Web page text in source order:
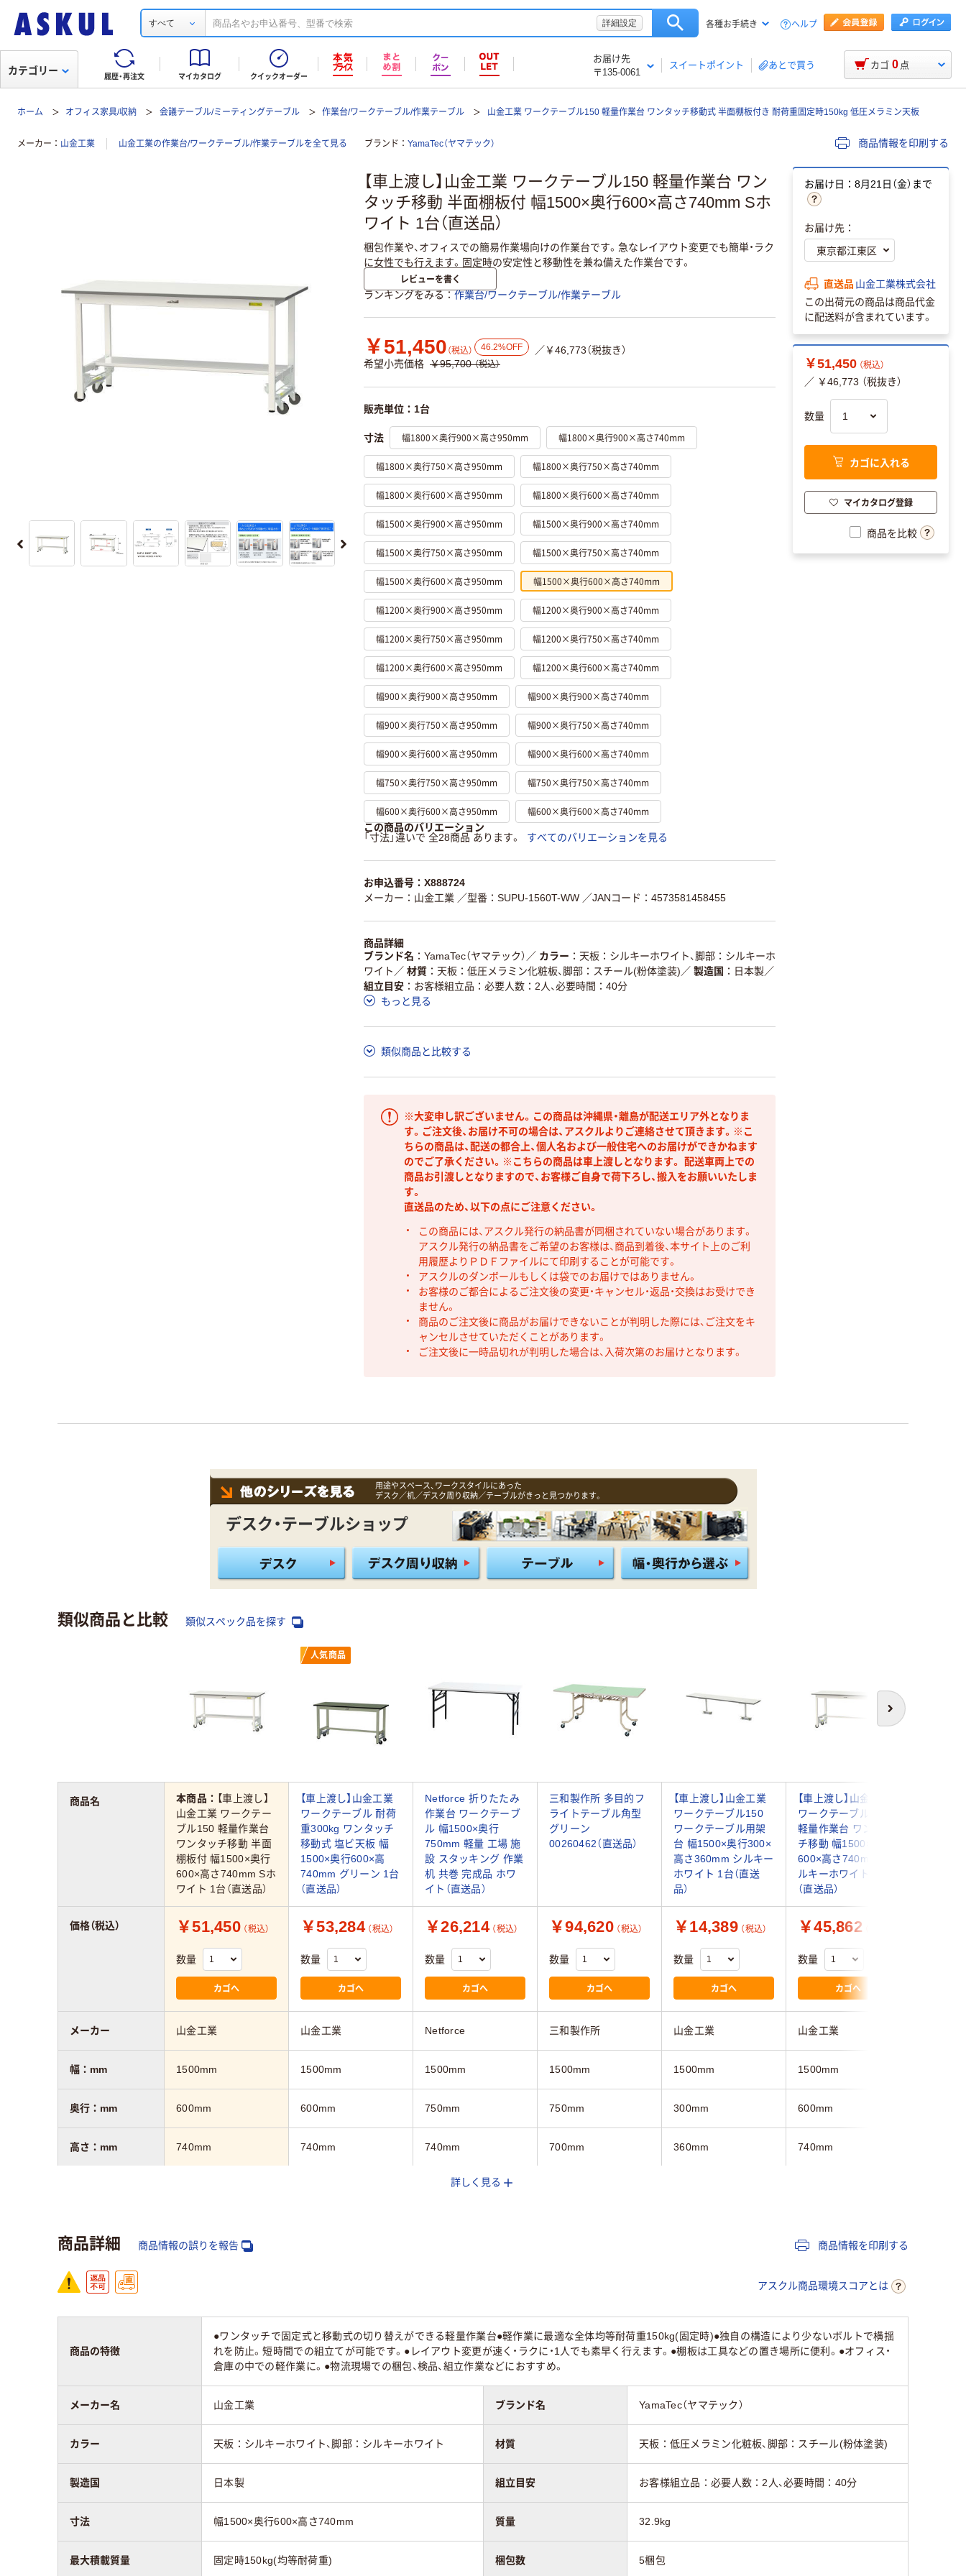
すべて 詳細設定 各種お手続き ヘルプ
履歴・再注文 マイカタログ クイックオーダー
お届け先
〒135-0061
スイートポイント あとで買う
カテゴリー カゴ 0 点
ホーム オフィス家具/収納 会議テーブル/ミーティングテーブル 作業台/ワークテーブル/作業テーブル 山金工業 ワークテーブル150 軽量作業台 ワンタッチ移動式 半面棚板付き 耐荷重固定時150kg 低圧メラミン天板
メーカー 山金工業 山金工業の作業台/ワークテーブル/作業テーブルを全て見る ブランド YamaTec（ヤマテック） 商品情報を印刷する
【車上渡し】山金工業 ワークテーブル150 軽量作業台 ワン
タッチ移動 半面棚板付 幅1500×奥行600×高さ740mm Sホ
ワイト 1台（直送品）
梱包作業や、オフィスでの簡易作業場向けの作業台です。急なレイアウト変更でも簡単・ラク
に女性でも行えます。固定時の安定性と移動性を兼ね備えた作業台です。
レビューを書く
ランキングをみる 作業台/ワークテーブル/作業テーブル
￥51,450 （税込） 46.2%OFF
／￥46,773（税抜き）
希望小売価格 ￥95,700 （税込）
販売単位：1台
寸法 幅1800×奥行900×高さ950mm 幅1800×奥行900×高さ740mm
幅1800×奥行750×高さ950mm 幅1800×奥行750×高さ740mm
幅1800×奥行600×高さ950mm 幅1800×奥行600×高さ740mm
幅1500×奥行900×高さ950mm 幅1500×奥行900×高さ740mm
幅1500×奥行750×高さ950mm 幅1500×奥行750×高さ740mm
幅1500×奥行600×高さ950mm 幅1500×奥行600×高さ740mm
幅1200×奥行900×高さ950mm 幅1200×奥行900×高さ740mm
幅1200×奥行750×高さ950mm 幅1200×奥行750×高さ740mm
幅1200×奥行600×高さ950mm 幅1200×奥行600×高さ740mm
幅900×奥行900×高さ950mm 幅900×奥行900×高さ740mm
幅900×奥行750×高さ950mm 幅900×奥行750×高さ740mm
幅900×奥行600×高さ950mm 幅900×奥行600×高さ740mm
幅750×奥行750×高さ950mm 幅750×奥行750×高さ740mm
幅600×奥行600×高さ950mm 幅600×奥行600×高さ740mm
この商品のバリエーション
「寸法」違いで 全28商品 あります。
すべてのバリエーションを見る
お申込番号：X888724
メーカー：山金工業 ／型番：SUPU-1560T-WW ／JANコード：4573581458455
商品詳細
ブランド名
YamaTec（ヤマテック） ／ カラー
天板：シルキーホワイト、脚部：シルキーホ
ワイト ／ 材質 天板：低圧メラミン化粧板、脚部：スチール(粉体塗装) ／ 製造国 日本製／
組立目安
お客様組立品：必要人数：2人、必要時間：40分
もっと見る
類似商品と比較する
※大変申し訳ございません。この商品は沖縄県・離島が配送エリア外となりま
す。ご注文後、お届け不可の場合は、アスクルよりご連絡させて頂きます。※こ
ちらの商品は、配送の都合上、個人名および一般住宅へのお届けができかねます
のでご了承ください。※こちらの商品は車上渡しとなります。 配送車両上での
商品お引渡しとなりますので、お客様ご自身で荷下ろし、搬入をお願いいたしま
す。
直送品のため、以下の点にご注意ください。
この商品には、アスクル発行の納品書が同梱されていない場合があります。
アスクル発行の納品書をご希望のお客様は、商品到着後、本サイト上のご利
用履歴よりＰＤＦファイルにて印刷することが可能です。
アスクルのダンボールもしくは袋でのお届けではありません。
お客様のご都合によるご注文後の変更・キャンセル・返品・交換はお受けでき
ません。
商品のご注文後に商品がお届けできないことが判明した際には、ご注文をキ
ャンセルさせていただくことがあります。
ご注文後に一時品切れが判明した場合は、入荷次第のお届けとなります。
お届け日：8月21日（金）まで
お届け先：
直送品 山金工業株式会社
この出荷元の商品は商品代金
に配送料が含まれています。
￥51,450 （税込）
／ ￥46,773 （税抜き）
数量
カゴに入れる
マイカタログ登録
商品を比較
用途やスペース、ワークスタイルにあった
デスク／机／デスク周り収納／テーブルがきっと見つかります。
デスク・テーブルショップ
類似商品と比較 類似スペック品を探す
次へ
人気商品
本商品： 【車上渡し】
山金工業 ワークテー
ブル150 軽量作業台
ワンタッチ移動 半面
棚板付 幅1500×奥行
600×高さ740mm Sホ
ワイト 1台（直送品）
【車上渡し】山金工業
ワークテーブル 耐荷
重300kg ワンタッチ
移動式 塩ビ天板 幅
1500×奥行600×高
740mm グリーン 1台
（直送品）
Netforce 折りたたみ
作業台 ワークテーブ
ル 幅1500×奥行
750mm 軽量 工場 施
設 スタッキング 作業
机 共巻 完成品 ホワ
イト（直送品）
三和製作所 多目的フ
ライトテーブル角型
グリーン
00260462（直送品）
【車上渡し】山金工業
ワークテーブル150
ワークテーブル用架
台 幅1500×奥行300×
高さ360mm シルキー
ホワイト 1台（直送
品）
【車上渡し】山金工業
ワークテーブル150
軽量作業台 ワンタッ
チ移動 幅1500×奥行
600×高さ740mm シ
ルキーホワイト 1台
（直送品）
￥51,450 （税込）
数量
カゴへ
￥53,284 （税込）
数量
カゴへ
￥26,214 （税込）
数量
カゴへ
￥94,620 （税込）
数量
カゴへ
￥14,389 （税込）
数量
カゴへ
￥45,862
数量
カゴへ
山金工業 山金工業 Netforce 三和製作所 山金工業 山金工業
1500mm 1500mm 1500mm 1500mm 1500mm 1500mm
600mm 600mm 750mm 750mm 300mm 600mm
740mm 740mm 740mm 700mm 360mm 740mm
ホワイト系
商品名
価格（税込）
メーカー
幅：mm
奥行：mm
高さ：mm
詳しく見る
商品詳細 商品情報の誤りを報告 商品情報を印刷する
アスクル商品環境スコアとは
商品の特徴
●ワンタッチで固定式と移動式の切り替えができる軽量作業台●軽作業に最適な全体均等耐荷重150kg(固定時)●独自の構造により少ないボルトで横揺
れを防止。短時間での組立てが可能です。●レイアウト変更が速く・ラクに・1人でも素早く行えます。●棚板は工具などの置き場所に便利。●オフィス・
倉庫の中での軽作業に。●物流現場での梱包、検品、組立作業などにおすすめ。
メーカー名 山金工業 ブランド名 YamaTec（ヤマテック）
カラー 天板：シルキーホワイト、脚部：シルキーホワイト 材質 天板：低圧メラミン化粧板、脚部：スチール(粉体塗装)
製造国 日本製 組立目安 お客様組立品：必要人数：2人、必要時間：40分
寸法 幅1500×奥行600×高さ740mm 質量 32.9kg
最大積載質量 固定時150kg(均等耐荷重) 梱包数 5梱包